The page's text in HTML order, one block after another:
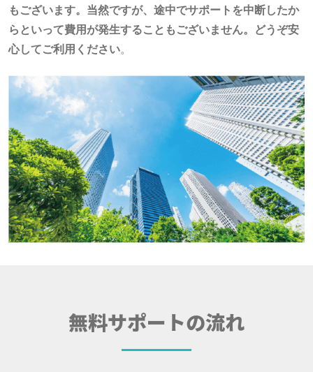
もございます。当然ですが、途中でサポートを中断したか
らといって費用が発生することもございません。どうぞ安
心してご利用ください。
無料サポートの流れ